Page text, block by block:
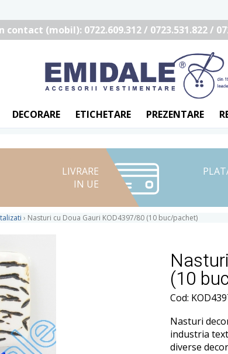
contact (mobil): 0722.609.312 / 0723.531.822 /
DECORARE ETICHETARE PREZENTARE
LIVRARE
IN UE
› Nasturi cu Doua Gauri KOD4397/80 (10 buc/pachet)
(10
Cod:
Nasturi
industria
diverse